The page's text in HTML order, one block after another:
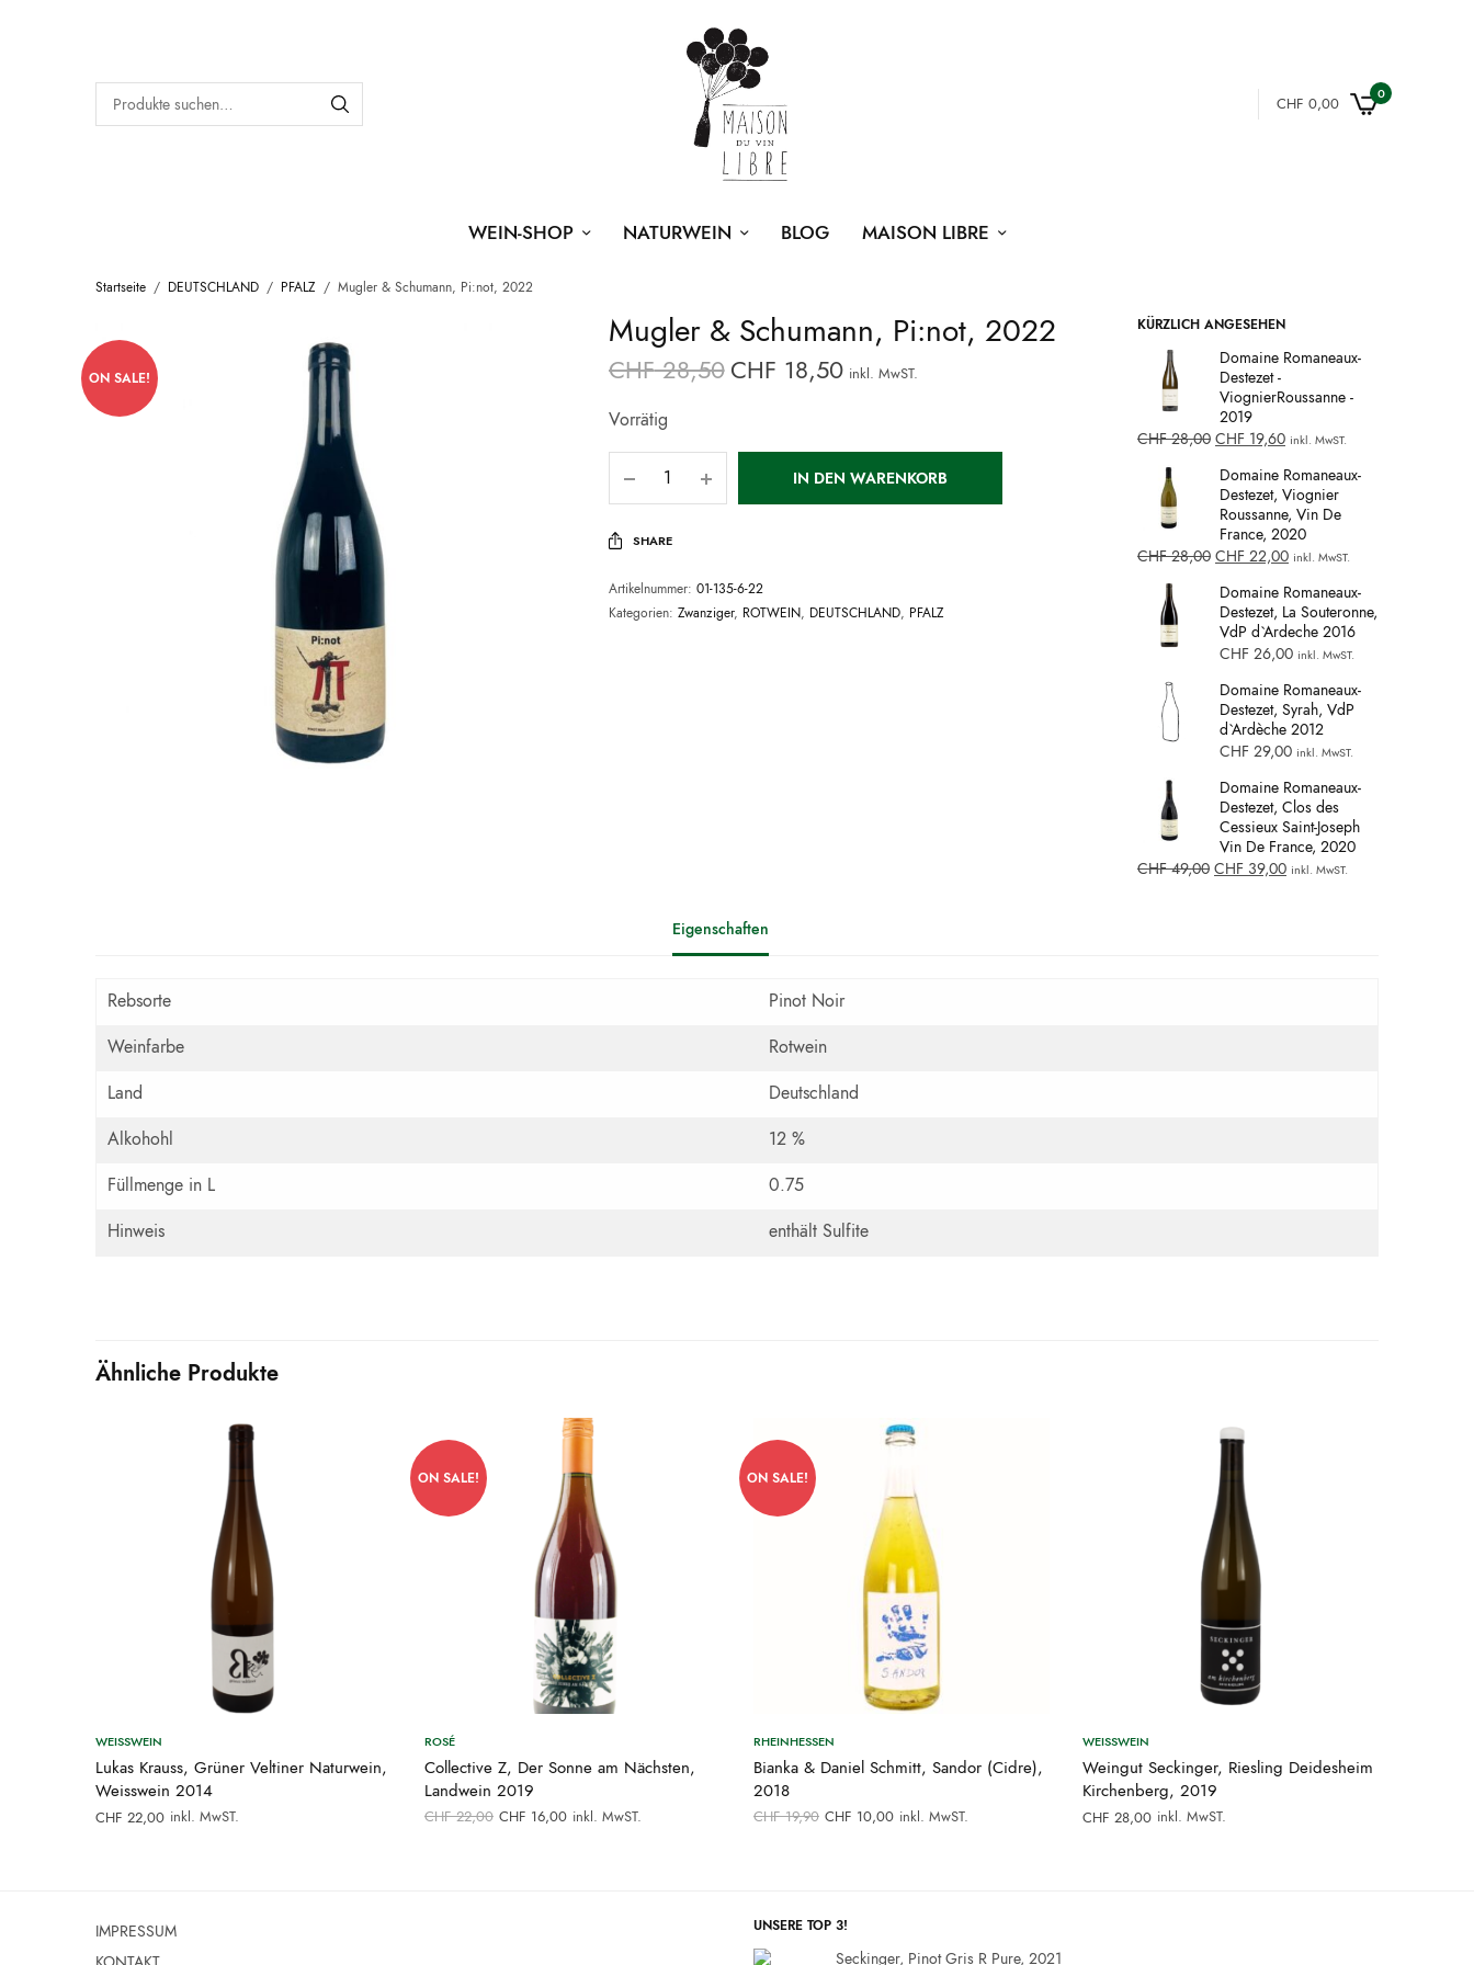
CHF 0,00
0
WEIN-SHOP NATURWEIN BLOG MAISON LIBRE
Startseite / DEUTSCHLAND / PFALZ / Mugler & Schumann, Pi:not, 2022
KÜRZLICH ANGESEHEN
Domaine Romaneaux-
Destezet -
ViognierRoussanne -
2019
CHF28,00 CHF 19,60 inkl. MwST.
Domaine Romaneaux-
Destezet, Viognier
Roussanne, Vin De
France, 2020
CHF28,00 CHF 22,00 inkl. MwST.
Domaine Romaneaux-
Destezet, La Souteronne,
VdP d`Ardeche 2016
CHF 26,00 inkl. MwST.
Domaine Romaneaux-
Destezet, Syrah, VdP
d`Ardèche 2012
CHF 29,00 inkl. MwST.
Domaine Romaneaux-
Destezet, Clos des
Cessieux Saint-Joseph
Vin De France, 2020
CHF49,00 CHF 39,00 inkl. MwST.
ON SALE!
Mugler & Schumann, Pi:not, 2022
CHF28,50 Ursprünglicher
CHF 18,50Aktueller
inkl. MwST.
Vorrätig
IN DEN WARENKORB
SHARE
Artikelnummer: 01-135-6-22
Kategorien: Zwanziger, ROTWEIN, DEUTSCHLAND, PFALZ
Eigenschaften
Rebsorte
Pinot Noir
Weinfarbe
Rotwein
Land
Deutschland
Alkohohl
12 %
Füllmenge in L
0.75
Hinweis
enthält Sulfite
Ähnliche Produkte
WEISSWEIN
Lukas Krauss, Grüner Veltiner Naturwein,
Weisswein 2014
CHF 22,00 inkl. MwST.
ON SALE!
ROSÉ
Collective Z, Der Sonne am Nächsten,
Landwein 2019
CHF22,00 Ursprünglicher
Preis war:
CHF 16,00Aktueller
inkl. MwST.
ON SALE!
RHEINHESSEN
Bianka & Daniel Schmitt, Sandor (Cidre),
2018
CHF19,90 Ursprünglicher
Preis war:
CHF 10,00Aktueller
inkl. MwST.
WEISSWEIN
Weingut Seckinger, Riesling Deidesheim
Kirchenberg, 2019
CHF 28,00 inkl. MwST.
IMPRESSUM
UNSERE TOP 3!
Seckinger, Pinot Gris R Pure, 2021